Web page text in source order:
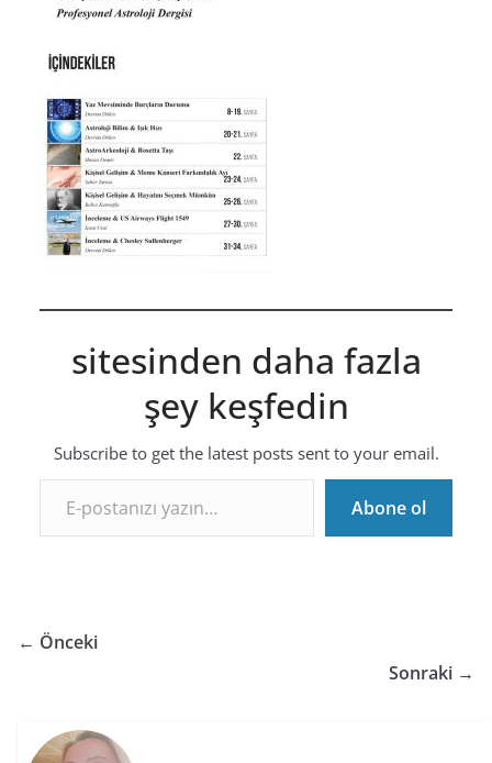
sitesinden daha fazla
şey keşfedin
Subscribe to get the latest posts sent to your email.
E-postanızı yazın…
Abone ol
← Önceki
Sonraki →